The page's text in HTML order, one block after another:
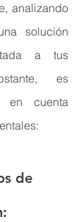
analizando
solución
a tus
es
en cuenta
de